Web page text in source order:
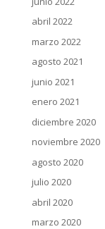
abril 2022
marzo 2022
agosto 2021
junio 2021
enero 2021
diciembre 2020
noviembre 2020
agosto 2020
julio 2020
abril 2020
marzo 2020